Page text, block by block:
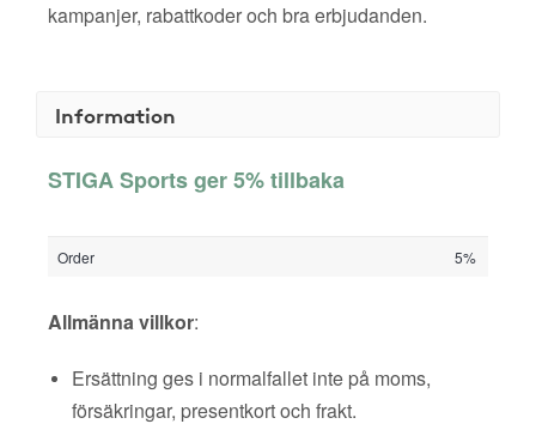
kampanjer, rabattkoder och bra erbjudanden.
Information
STIGA Sports ger 5% tillbaka
Order 5%
Allmänna villkor:
Ersättning ges i normalfallet inte på moms,
försäkringar, presentkort och frakt.